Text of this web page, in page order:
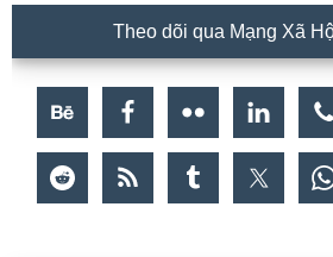
Theo dõi qua Mạng Xã